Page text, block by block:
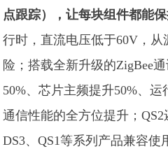
点跟踪），让每块组件都能
行时，直流电压低于60V，
险；搭载全新升级的ZigBee
50%、芯片主频提升50%、
通信性能的全方位提升；
DS3、QS1等系列产品兼容使